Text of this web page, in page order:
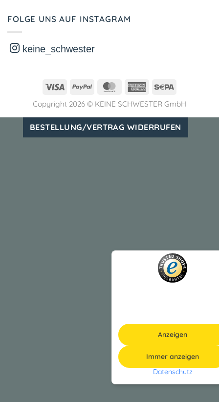
FOLGE UNS AUF INSTAGRAM
keine_schwester
Visa PayPal MasterCardAmerican
Copyright 2026 © KEINE SCHWESTER GmbH
BESTELLUNG/VERTRAG WIDERRUFEN
Anzeigen
Immer anzeigen
Datenschutz